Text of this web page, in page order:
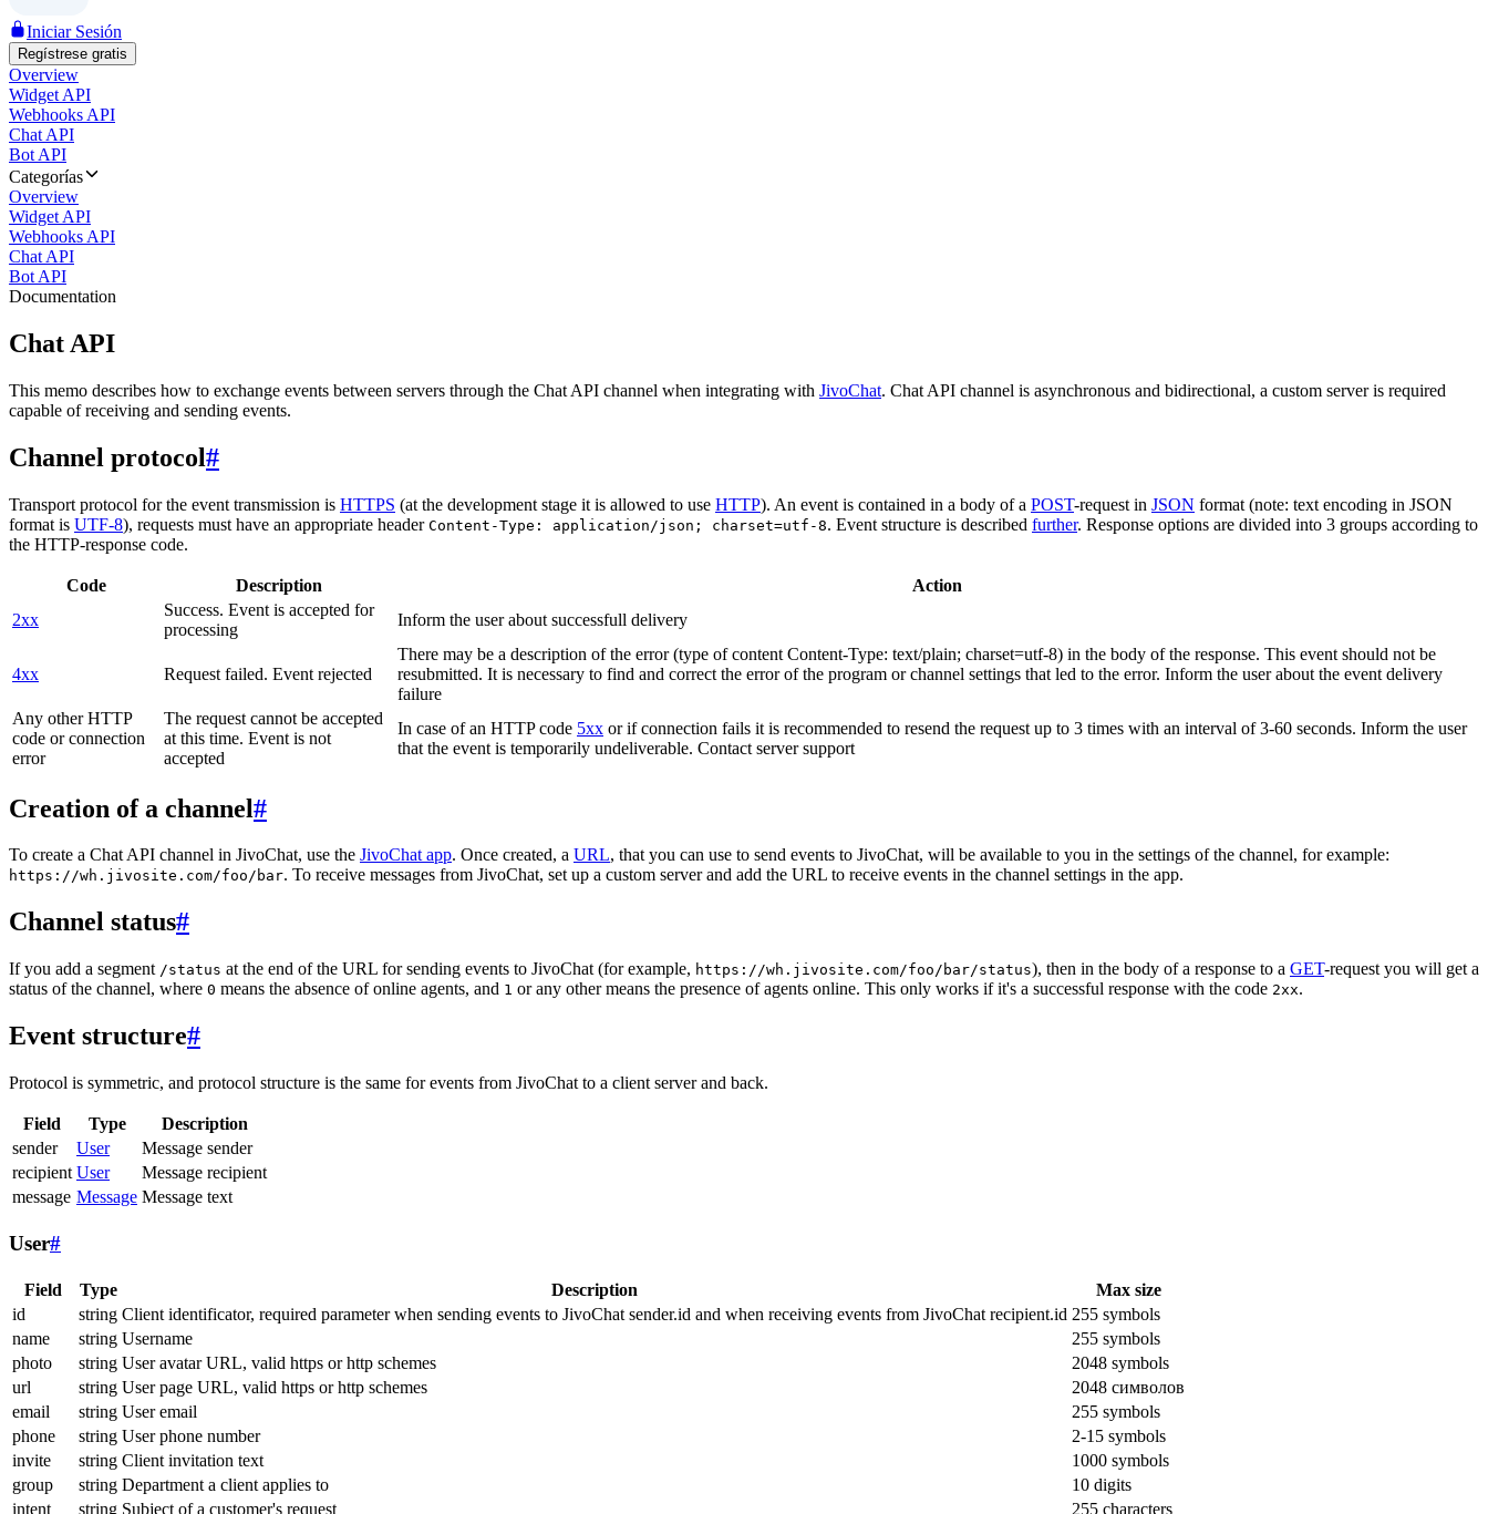
Iniciar Sesión
Regístrese gratis
Overview
Widget API
Webhooks API
Chat API
Bot API
Categorías
Overview
Widget API
Webhooks API
Chat API
Bot API
Documentation
Chat API
This memo describes how to exchange events between servers through the Chat API channel when integrating with JivoChat. Chat API channel is asynchronous and bidirectional, a custom server is required
capable of receiving and sending events.
Channel protocol#
Transport protocol for the event transmission is HTTPS (at the development stage it is allowed to use HTTP). An event is contained in a body of a POST-request in JSON format (note: text encoding in JSON
format is UTF-8), requests must have an appropriate header Content-Type: application/json; charset=utf-8. Event structure is described further. Response options are divided into 3 groups according to
the HTTP-response code.
Code Description
Action
2xx
Success. Event is accepted for
processing
Inform the user about successfull delivery
4xx Request failed. Event rejected
There may be a description of the error (type of content Content-Type: text/plain; charset=utf-8) in the body of the response. This event should not be
resubmitted. It is necessary to find and correct the error of the program or channel settings that led to the error. Inform the user about the event delivery
failure
Any other HTTP
code or connection
error
The request cannot be accepted
at this time. Event is not
accepted
In case of an HTTP code 5xx or if connection fails it is recommended to resend the request up to 3 times with an interval of 3-60 seconds. Inform the user
that the event is temporarily undeliverable. Contact server support
Creation of a channel#
To create a Chat API channel in JivoChat, use the JivoChat app. Once created, a URL, that you can use to send events to JivoChat, will be available to you in the settings of the channel, for example:
https://wh.jivosite.com/foo/bar. To receive messages from JivoChat, set up a custom server and add the URL to receive events in the channel settings in the app.
Channel status#
If you add a segment /status at the end of the URL for sending events to JivoChat (for example, https://wh.jivosite.com/foo/bar/status), then in the body of a response to a GET-request you will get a
status of the channel, where 0 means the absence of online agents, and 1 or any other means the presence of agents online. This only works if it's a successful response with the code 2xx.
Event structure#
Protocol is symmetric, and protocol structure is the same for events from JivoChat to a client server and back.
Field Type
Description
sender
User
Message sender
recipient User
Message recipient
message Message Message text
User#
Field Type Description
Max size
id
string Client identificator, required parameter when sending events to JivoChat sender.id and when receiving events from JivoChat recipient.id 255 symbols
name
string Username
255 symbols
photo
string User avatar URL, valid https or http schemes
2048 symbols
url
string User page URL, valid https or http schemes
2048 символов
email
string User email
255 symbols
phone
string User phone number
2-15 symbols
invite
string Client invitation text
1000 symbols
group
string Department a client applies to
10 digits
intent
string Subject of a customer's request 255 characters